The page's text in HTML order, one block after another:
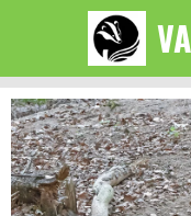
naar
de
hoofdinhoud